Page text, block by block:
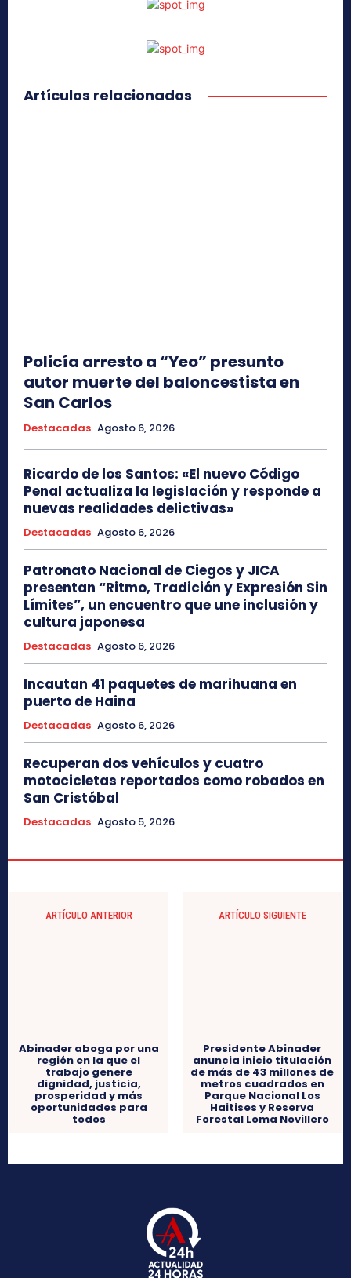
Artículos relacionados
Policía arresto a “Yeo” presunto
autor muerte del baloncestista en
San Carlos
Destacadas Agosto 6, 2026
Ricardo de los Santos: «El nuevo Código
Penal actualiza la legislación y responde a
nuevas realidades delictivas»
Destacadas Agosto 6, 2026
Patronato Nacional de Ciegos y JICA
presentan “Ritmo, Tradición y Expresión Sin
Límites”, un encuentro que une inclusión y
cultura japonesa
Destacadas Agosto 6, 2026
Incautan 41 paquetes de marihuana en
puerto de Haina
Destacadas Agosto 6, 2026
Recuperan dos vehículos y cuatro
motocicletas reportados como robados en
San Cristóbal
Destacadas Agosto 5, 2026
ARTÍCULO ANTERIOR
región en la que el
trabajo genere
dignidad, justicia,
prosperidad y más
oportunidades para
todos
ARTÍCULO SIGUIENTE
Presidente Abinader
anuncia inicio titulación
de más de 43 millones de
metros cuadrados en
Parque Nacional Los
Haitises y Reserva
Forestal Loma Novillero